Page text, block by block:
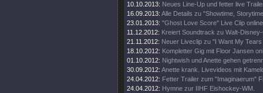
10.10.2013: Neues Line-Up und fetter live
16.09.2013: Alle Details zu "Showtime,
23.01.2013: "Ghost Love Score" Live Clip
11.12.2012: Kreiert Soundtrack zu Walt-
21.11.2012: Neuer Liveclip zu "I Want My
18.10.2012: Kompletter Gig mit Floor Jansen
01.10.2012: Nightwish und Anette gehen
30.09.2012: Anette krank. Livevideos mit
24.04.2012: Fetter Trailer zum "Imaginaerum"
24.04.2012: Hymne zur IIHF Eishockey-WM.